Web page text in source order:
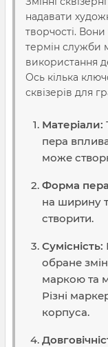
надавати
творчості.
термін служби
використання
Ось кілька
сквізерів для
Матеріали:
пера
може
Форма
на ширину
створити.
Сумісність:
обране
маркою та
Різні
корпуса.